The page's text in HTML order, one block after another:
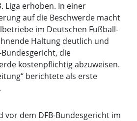
Liga erhoben. In einer
auf die Beschwerde macht
im Deutschen Fußball-
Haltung deutlich und
die
kostenpflichtig abzuweisen.
berichtete als erste
vor dem DFB-Bundesgericht im